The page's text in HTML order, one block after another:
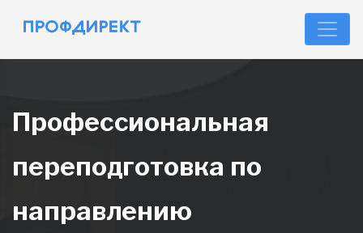
Профессиональная
переподготовка по
направлению